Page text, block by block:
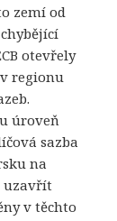
zemí od
otevřely
regionu
úroveň
sazba
na
uzavřít
v těchto